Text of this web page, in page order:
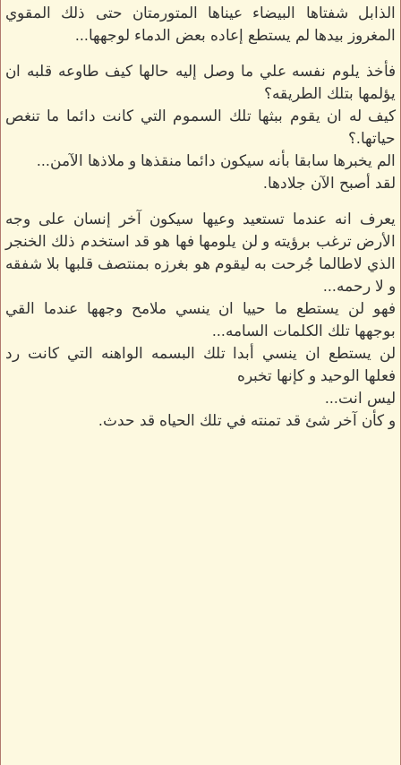
الذابل شفتاها البيضاء عيناها المتورمتان حتى ذلك المقوي
المغروز بيدها لم يستطع إعاده بعض الدماء لوجهها...
فأخذ يلوم نفسه علي ما وصل إليه حالها كيف طاوعه قلبه ان
يؤلمها بتلك الطريقه؟
كيف له ان يقوم ببثها تلك السموم التي كانت دائما ما تنغص
حياتها.؟
الم يخبرها سابقا بأنه سيكون دائما منقذها و ملاذها الآمن...
لقد أصبح الآن جلادها.
يعرف انه عندما تستعيد وعيها سيكون آخر إنسان على وجه
الأرض ترغب برؤيته و لن يلومها فها هو قد استخدم ذلك الخنجر
الذي لاطالما جُرحت به ليقوم هو بغرزه بمنتصف قلبها بلا شفقه
و لا رحمه...
فهو لن يستطع ما حييا ان ينسي ملامح وجهها عندما القي
بوجهها تلك الكلمات السامه...
لن يستطع ان ينسي أبدا تلك البسمه الواهنه التي كانت رد
فعلها الوحيد و كإنها تخبره
ليس انت...
و كأن آخر شئ قد تمنته في تلك الحياه قد حدث.